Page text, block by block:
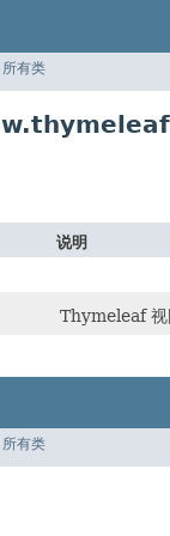
所有类
说明
Thymeleaf 视
所有类